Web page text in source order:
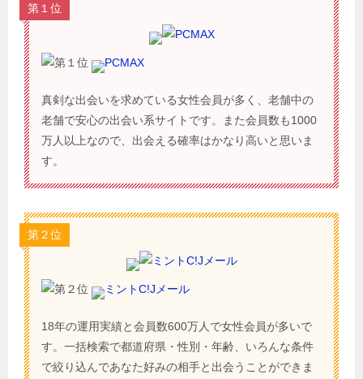
第１位
PCMAX
真剣な出会いを求めている女性会員が多く、老舗中の
老舗で安心の出会い系サイトです。また会員数も1000
万人以上なので、出会える確率はかなり高いと思いま
す。
第２位
ミントC!Jメール
18年の運用実績と会員数600万人で女性会員が多いで
す。一括検索で都道府県・性別・年齢、いろんな条件
で絞り込んであなた好みの相手と出会うことができま